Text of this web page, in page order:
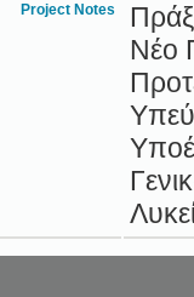
Project Notes
Νέο